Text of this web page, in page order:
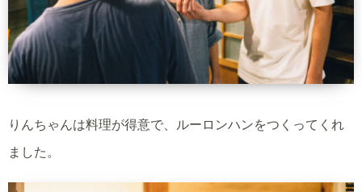
りんちゃんは料理が得意で、ルーロンハンをつくってくれ
ました。